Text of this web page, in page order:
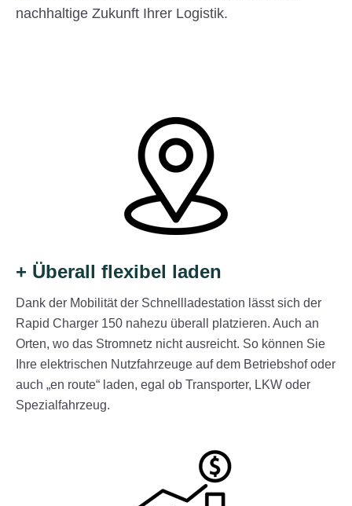
nachhaltige Zukunft Ihrer Logistik.
+ Überall flexibel laden
Dank der Mobilität der Schnellladestation lässt sich der
Rapid Charger 150 nahezu überall platzieren. Auch an
Orten, wo das Stromnetz nicht ausreicht. So können Sie
Ihre elektrischen Nutzfahrzeuge auf dem Betriebshof oder
auch „en route“ laden, egal ob Transporter, LKW oder
Spezialfahrzeug.